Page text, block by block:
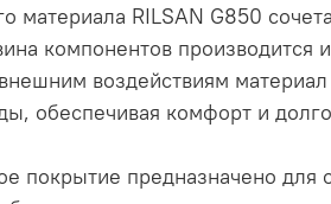
материала RILSAN G850
компонентов производится
воздействиям
обеспечивая комфорт и
покрытие предназначено для